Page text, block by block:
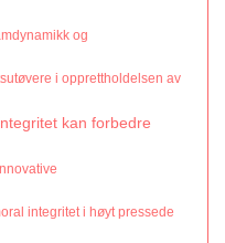
og
i opprettholdelsen av
kan forbedre
integritet i høyt pressede